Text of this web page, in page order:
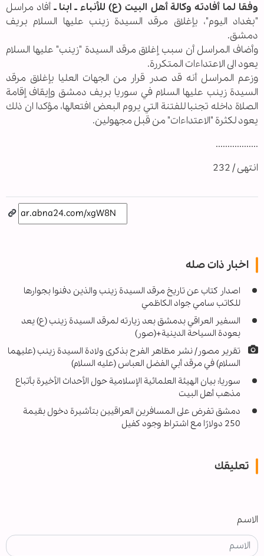
وفقا لما أفادته وكالة أهل البيت (ع) للأنباء ـ ابنا ـأفاد مراسل
"بغداد اليوم"، بإغلاق مرقد السيدة زينب عليها السلام بريف
دمشق.
وأضاف المراسل أن سبب إغلاق مرقد السيدة "زينب" عليها السلام
يعود الى الاعتداءات المتكررة.
وزعم المراسل أنه قد صدر قرار من الجهات العليا بإغلاق مرقد
السيدة زينب عليها السلام في سوريا بريف دمشق وإيقاف إقامة
الصلاة داخله تجنبا للفتنة التي يروم البعض افتعالها، مؤكدا ان ذلك
يعود لكثرة "الاعتداءات" من قبل مجهولين.
..................
انتهى / 232
اخبار ذات صله
اصدار کتاب عن تاريخ مرقد السيدة زينب والذين دفنوا بجوارها
للكاتب سامي جواد الكاظمي
السفير العراقي بدمشق بعد زيارته لمرقد السيدة زينب (ع) يعد
بعودة السياحة الدينية+(صور)
تقرير مصور/ نشر مظاهر الفرح بذكرى ولادة السيدة زينب (عليهما
السلام) في مرقد أبي الفضل العباس (عليه السلام)
سوريا: بيان الهيئة العلمائية الإسلامية حول الأحداث الأخيرة بأتباع
مذهب أهل البيت
دمشق تفرض على المسافرين العراقيين بتأشيرة دخول بقيمة
250 دولارًا مع اشتراط وجود كفيل
تعليقك
الاسم